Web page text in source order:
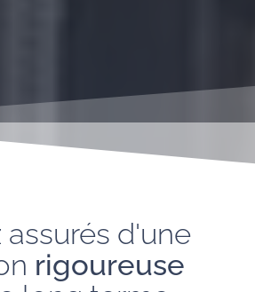
assurés d'une
rigoureuse